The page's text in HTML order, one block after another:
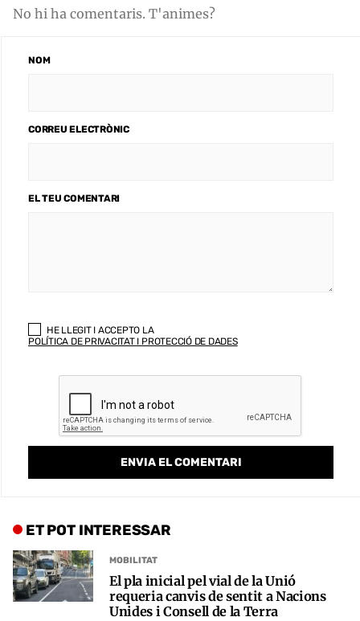
No hi ha comentaris. T'animes?
NOM
CORREU ELECTRÒNIC
EL TEU COMENTARI
HE LLEGIT I ACCEPTO LA
POLÍTICA DE PRIVACITAT I PROTECCIÓ DE DADES
ET POT INTERESSAR
MOBILITAT
El pla inicial pel vial de la Unió
requeria canvis de sentit a Nacions
Unides i Consell de la Terra